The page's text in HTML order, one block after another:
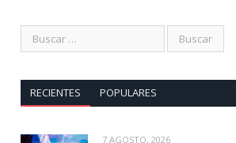
RECIENTES POPULARES
7 AGOSTO, 2026